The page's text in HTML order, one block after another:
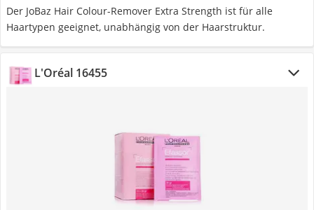
Der JoBaz Hair Colour-Remover Extra Strength ist für alle
Haartypen geeignet, unabhängig von der Haarstruktur.
L'Oréal 16455